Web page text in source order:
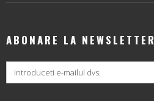
ABONARE LA NEWSLETTER